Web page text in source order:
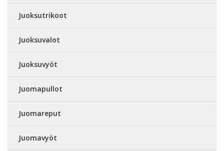
Juoksutrikoot
Juoksuvalot
Juoksuvyöt
Juomapullot
Juomareput
Juomavyöt